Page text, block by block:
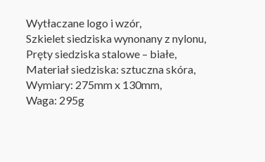
Wytłaczane logo i wzór,
Szkielet siedziska wynonany z nylonu,
Pręty siedziska stalowe – białe,
Materiał siedziska: sztuczna skóra,
Wymiary: 275mm x 130mm,
Waga: 295g